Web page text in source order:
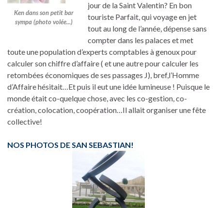
Ken dans son petit bar
sympa (photo volée...)
jour de la Saint Valentin? En bon
touriste Parfait, qui voyage en jet
tout au long de l’année, dépense sans
compter dans les palaces et met
toute une population d’experts comptables à genoux pour
calculer son chiffre d’affaire ( et une autre pour calculer les
retombées économiques de ses passages J), bref,l’Homme
d’Affaire hésitait…Et puis il eut une idée lumineuse ! Puisque le
monde était co-quelque chose, avec les co-gestion, co-
création, colocation, coopération…Il allait organiser une fête
collective!
NOS PHOTOS DE SAN SEBASTIAN!